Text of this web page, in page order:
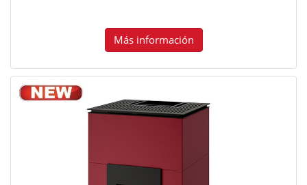
Más información